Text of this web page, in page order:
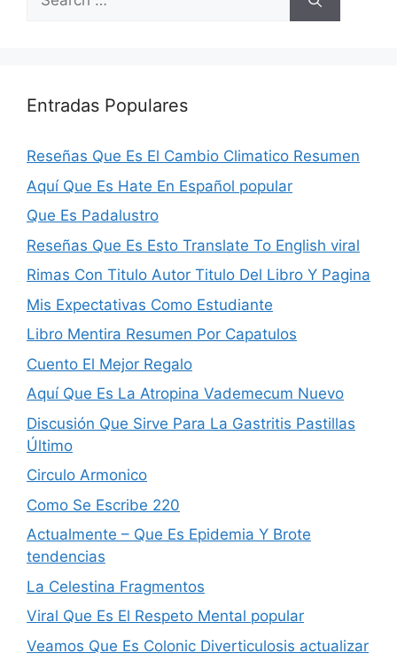
for:
Entradas Populares
Reseñas Que Es El Cambio Climatico Resumen
Aquí Que Es Hate En Español popular
Que Es Padalustro
Reseñas Que Es Esto Translate To English viral
Rimas Con Titulo Autor Titulo Del Libro Y Pagina
Mis Expectativas Como Estudiante
Libro Mentira Resumen Por Capa­tulos
Cuento El Mejor Regalo
Aquí Que Es La Atropina Vademecum Nuevo
Discusión Que Sirve Para La Gastritis Pastillas
Último
Circulo Armonico
Como Se Escribe 220
Actualmente – Que Es Epidemia Y Brote
tendencias
La Celestina Fragmentos
Viral Que Es El Respeto Mental popular
Veamos Que Es Colonic Diverticulosis actualizar